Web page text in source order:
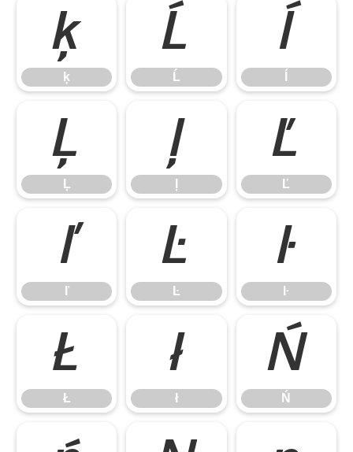
ķ
ķ
Ĺ
Ĺ
ĺ
Ļ
Ļ
ļ Ľ
Ľ
ľ
ľ
Ŀ
Ŀ
ŀ
ŀ
Ł
Ł
ł
ł
Ń
Ń